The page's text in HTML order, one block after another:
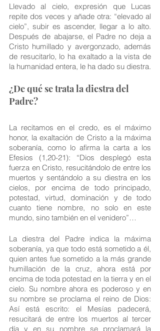
Llevado al cielo, expresión que Lucas
repite dos veces y añade otra: “elevado al
cielo”, subir es ascender, llegar a lo alto.
Después de abajarse, el Padre no deja a
Cristo humillado y avergonzado, además
de resucitarlo, lo ha exaltado a la vista de
¿De qué se trata la diestra del
Padre?
La recitamos en el credo, es el máximo
honor, la exaltación de Cristo a la máxima
soberanía, como lo afirma la carta a los
Efesios (1,20-21): “Dios desplegó esta
fuerza en Cristo, resucitándolo de entre los
muertos y sentándolo a su diestra en los
cielos, por encima de todo principado,
potestad, virtud, dominación y de todo
cuanto tiene nombre, no solo en este
mundo, sino también en el venidero”…
La diestra del Padre indica la máxima
soberanía, ya que todo está sometido a él,
quien antes fue sometido a la más grande
humillación de la cruz, ahora está por
encima de toda potestad en la tierra y en el
cielo. Su nombre ahora es poderoso y en
su nombre se proclama el reino de Dios:
Así está escrito: el Mesías padecerá,
resucitará de entre los muertos al tercer
día y en su nombre se proclamará la